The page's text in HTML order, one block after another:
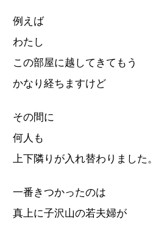
例えば
わたし
この部屋に越してきてもう
かなり経ちますけど
その間に
何人も
上下隣りが入れ替わりました。
一番きつかったのは
真上に子沢山の若夫婦が